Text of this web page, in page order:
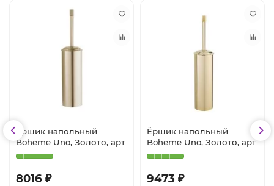
Ёршик напольный
Boheme Uno, Золото, арт
8016 ₽
Ёршик напольный
Boheme Uno, Золото, арт
9473 ₽